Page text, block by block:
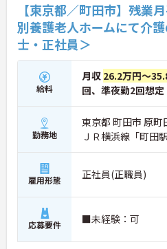
【東京都／町田市】残業
別養護老人ホームにて介
士・正社員＞
給料
月収 26.2万円～
回、準夜勤2回想定
勤務地
東京都 町田市 原
ＪＲ横浜線「町田
雇用形態 正社員(正職員)
応募要件 ■未経験：可